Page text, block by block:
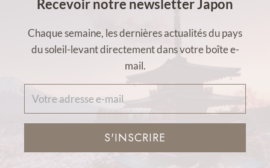
Recevoir notre newsletter Japon
Chaque semaine, les dernières actualités du pays
du soleil-levant directement dans votre boîte e-
mail.
S'INSCRIRE